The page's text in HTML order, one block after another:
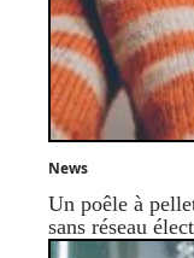
News
Un poêle à
sans réseau